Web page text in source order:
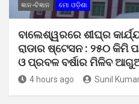
ଜ୍ଞାନ-ବିଜ୍ଞାନ ମୋ ଓଡ଼ିଶା
ବାଲେଶ୍ୱରରେ ଶୀଘ୍ର
ରାଡାର ଷ୍ଟେସନ : ୨୫୦ କିମି
ଓ ପ୍ରବଳ ବର୍ଷାର ମିଳିବ
4 hours ago Sunil